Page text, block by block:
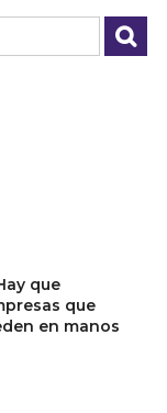
que
que
en manos